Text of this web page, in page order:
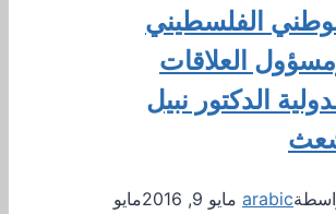
الفلسطيني
العلاقات
الدكتور نبيل
arabic مايو 9, 2016
مايو